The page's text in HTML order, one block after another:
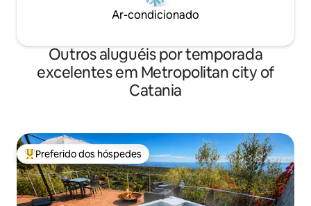
Ar-condicionado
Outros aluguéis por temporada
excelentes em Metropolitan city of
Catania
Entre os melhores preferidos dos hóspedes
Preferido dos hóspedes